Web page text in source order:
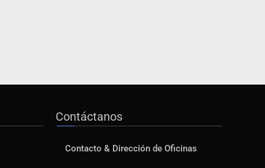
Contáctanos
Contacto & Dirección de Oficinas